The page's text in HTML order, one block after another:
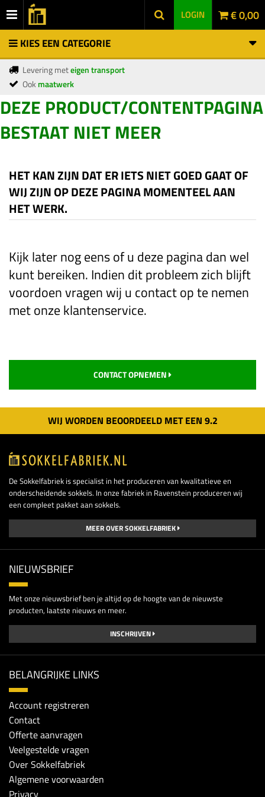
LOGIN € 0,00
KIES EEN CATEGORIE
Levering meteigen transport
Ookmaatwerk
DEZE PRODUCT/CONTENTPAGINA
BESTAAT NIET MEER
HET KAN ZIJN DAT ER IETS NIET GOED GAAT OF
WIJ ZIJN OP DEZE PAGINA MOMENTEEL AAN
HET WERK.
Kijk later nog eens of u deze pagina dan wel
kunt bereiken. Indien dit probleem zich blijft
voordoen vragen wij u contact op te nemen
met onze klantenservice.
CONTACT OPNEMEN
WIJ WORDEN BEOORDEELD MET EEN 9.2
De Sokkelfabriek is specialist in het produceren van kwalitatieve en
onderscheidende sokkels. In onze fabriek in Ravenstein produceren wij
een compleet pakket aan sokkels.
MEER OVER SOKKELFABRIEK
NIEUWSBRIEF
Met onze nieuwsbrief ben je altijd op de hoogte van de nieuwste
producten, laatste nieuws en meer.
INSCHRIJVEN
BELANGRIJKE LINKS
Account registreren
Contact
Offerte aanvragen
Veelgestelde vragen
Over Sokkelfabriek
Algemene voorwaarden
Privacy